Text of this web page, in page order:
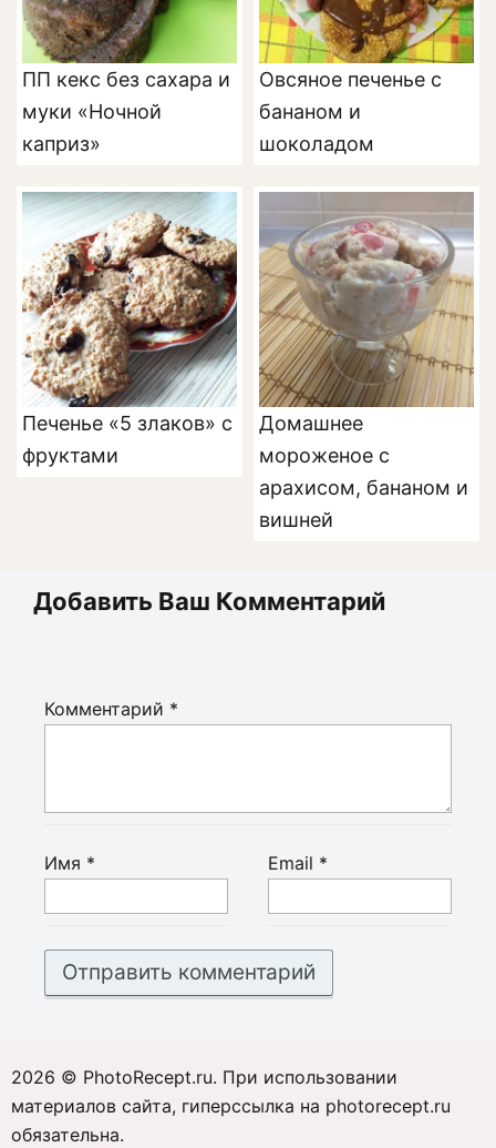
ПП кекс без сахара и
муки «Ночной
каприз»
Овсяное печенье с
бананом и
шоколадом
Печенье «5 злаков» с
фруктами
Домашнее
мороженое с
арахисом, бананом и
вишней
Добавить Ваш Комментарий
Комментарий *
Имя * Email *
2026 © PhotoRecept.ru. При использовании
материалов сайта, гиперссылка на photorecept.ru
обязательна.